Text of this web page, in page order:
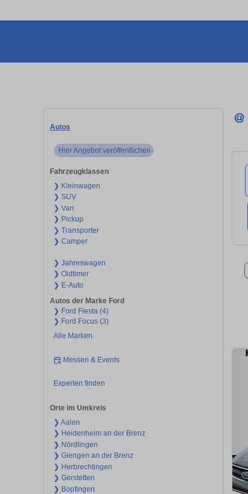
Autos
Hier Angebot veröffentlichen
Fahrzeugklassen
❯ Kleinwagen
❯ SUV
❯ Van
❯ Pickup
❯ Transporter
❯ Camper
❯ Jahreswagen
❯ Oldtimer
❯ E-Auto
Autos der Marke Ford
❯ Ford Fiesta (4)
❯ Ford Focus (3)
Alle Marken
Messen & Events
Experten finden
Orte im Umkreis
❯ Aalen
❯ Heidenheim an der Brenz
❯ Nördlingen
❯ Giengen an der Brenz
❯ Herbrechtingen
❯ Gerstetten
❯ Bopfingen